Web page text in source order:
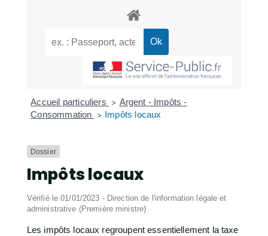
Accueil particuliers > Argent - Impôts -
Consommation
> Impôts locaux
Dossier
Impôts locaux
Vérifié le 01/01/2023 - Direction de l'information légale et
administrative (Première ministre)
Les impôts locaux regroupent essentiellement la taxe